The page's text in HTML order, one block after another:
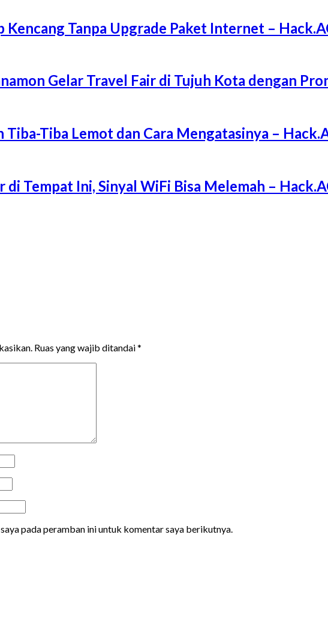
Kencang Tanpa Upgrade Paket Internet –
Gelar Travel Fair di Tujuh Kota dengan
Tiba-Tiba Lemot dan Cara Mengatasinya –
Tempat Ini, Sinyal WiFi Bisa Melemah –
Ruas yang wajib ditandai*
pada peramban ini untuk komentar saya berikutnya.